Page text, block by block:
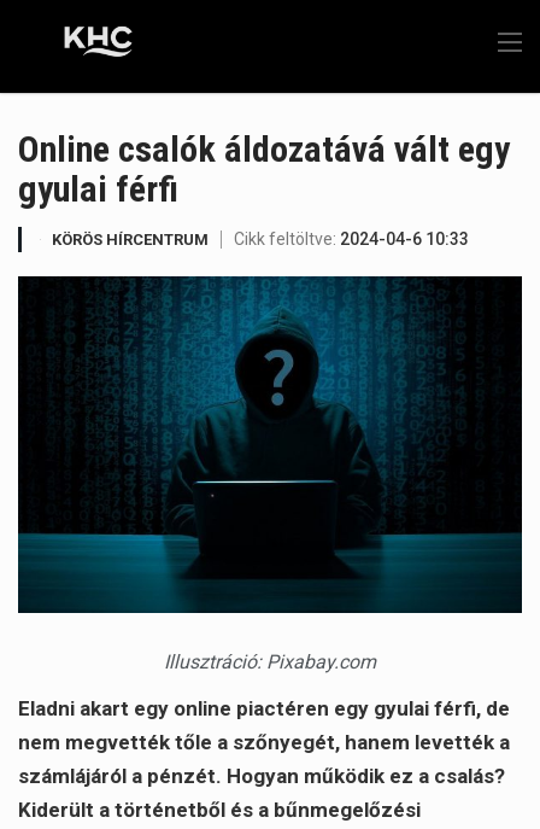
Online csalók áldozatává vált egy
gyulai férfi
KÖRÖS HÍRCENTRUM Cikk feltöltve: 2024-04-6 10:33
Illusztráció: Pixabay.com
Eladni akart egy online piactéren egy gyulai férfi, de
nem megvették tőle a szőnyegét, hanem levették a
számlájáról a pénzét. Hogyan működik ez a csalás?
Kiderült a történetből és a bűnmegelőzési